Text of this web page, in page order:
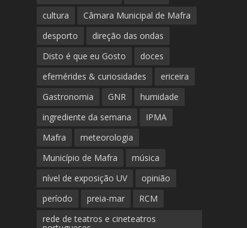
cultura
Câmara Municipal de Mafra
desporto
direção das ondas
Disto é que eu Gosto
doces
efemérides & curiosidades
ericeira
Gastronomia
GNR
humidade
ingrediente da semana
IPMA
Mafra
meteorologia
Município de Mafra
música
nível de exposição UV
opinião
período
preia-mar
RCM
rede de teatros e cineteatros